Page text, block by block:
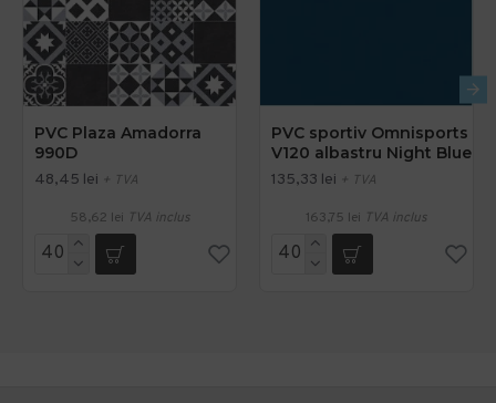
PVC Plaza Amadorra
990D
48,45 lei + TVA
58,62 lei TVA inclus
PVC sportiv Omnisports
V120 albastru Night Blue
135,33 lei + TVA
163,75 lei TVA inclus